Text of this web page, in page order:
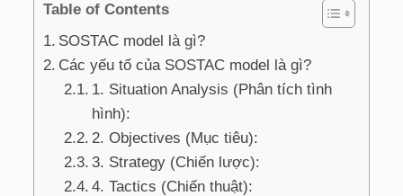
Table of Contents
SOSTAC model là gì?
Các yếu tố của SOSTAC model là gì?
1. Situation Analysis (Phân tích tình
hình):
2. Objectives (Mục tiêu):
3. Strategy (Chiến lược):
4. Tactics (Chiến thuật):